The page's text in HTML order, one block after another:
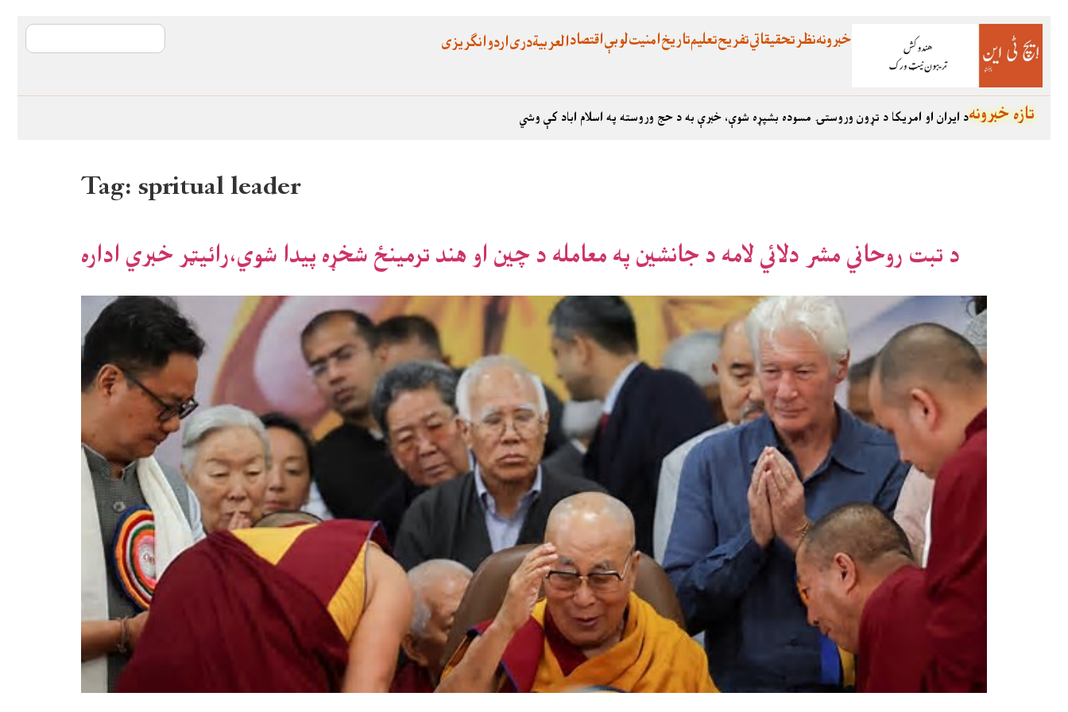
اقتصادلوبېامنیتتاریختعلیمتفریحتحقیقاتينظرخبرونه انگریزیاردودریالعربية
د ایران او امریکا د تړون وروستۍ مسوده بشپړه شوې، خبرې به د حج وروسته په اسلام اباد کې وشيتازه خبرونه
Tag:spritual leader
د تبت روحاني مشر دلائي لامه د جانشين په معامله د چين او هند ترمينځ شخړه پيدا شوي،رائيټر خبري اداره